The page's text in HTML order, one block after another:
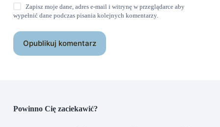
Zapisz moje dane, adres e-mail i witrynę w przeglądarce aby
wypełnić dane podczas pisania kolejnych komentarzy.
Opublikuj komentarz
Powinno Cię zaciekawić?